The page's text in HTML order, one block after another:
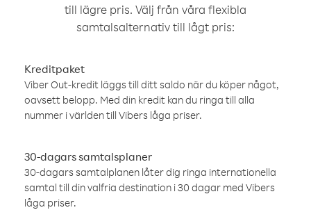
till lägre pris. Välj från våra flexibla
samtalsalternativ till lågt pris:
Kreditpaket
Viber Out-kredit läggs till ditt saldo när du köper något,
oavsett belopp. Med din kredit kan du ringa till alla
nummer i världen till Vibers låga priser.
30-dagars samtalsplaner
30-dagars samtalplanen låter dig ringa internationella
samtal till din valfria destination i 30 dagar med Vibers
låga priser.